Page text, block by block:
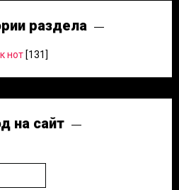
раздела
нот [131]
на сайт